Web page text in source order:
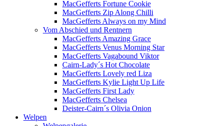
MacGefferts Fortune Cookie
MacGefferts Zip Along Chilli
MacGefferts Always on my Mind
Vom Abschied und Rentnern
MacGefferts Amazing Grace
MacGefferts Venus Morning Star
MacGefferts Vagabound Viktor
Cairn-Lady´s Hot Chocolate
MacGefferts Lovely red Liza
MacGefferts Kylie Light Up Life
MacGefferts First Lady
MacGefferts Chelsea
Deister-Cairn´s Olivia Onion
Welpen